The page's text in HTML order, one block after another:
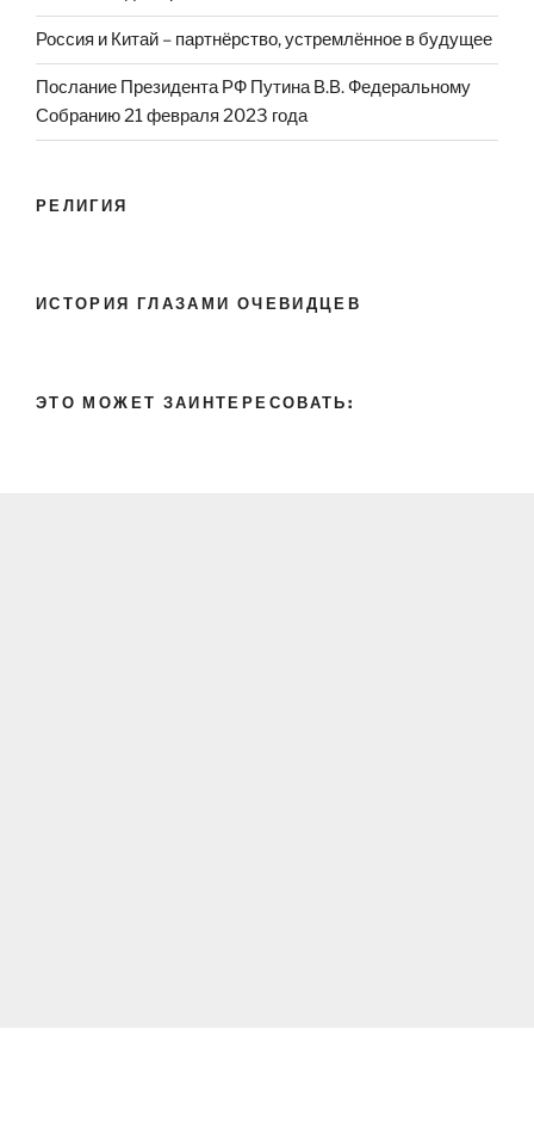
Россия и Китай – партнёрство, устремлённое в будущее
Послание Президента РФ Путина В.В. Федеральному
Собранию 21 февраля 2023 года
РЕЛИГИЯ
ИСТОРИЯ ГЛАЗАМИ ОЧЕВИДЦЕВ
ЭТО МОЖЕТ ЗАИНТЕРЕСОВАТЬ: